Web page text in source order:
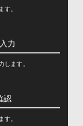
。
力
します。
認
。